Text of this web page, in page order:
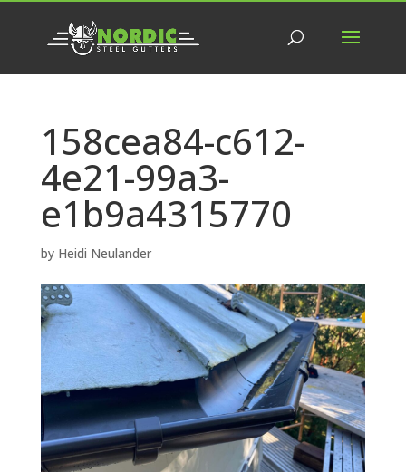
158cea84-c612-
4e21-99a3-
e1b9a4315770
by Heidi Neulander